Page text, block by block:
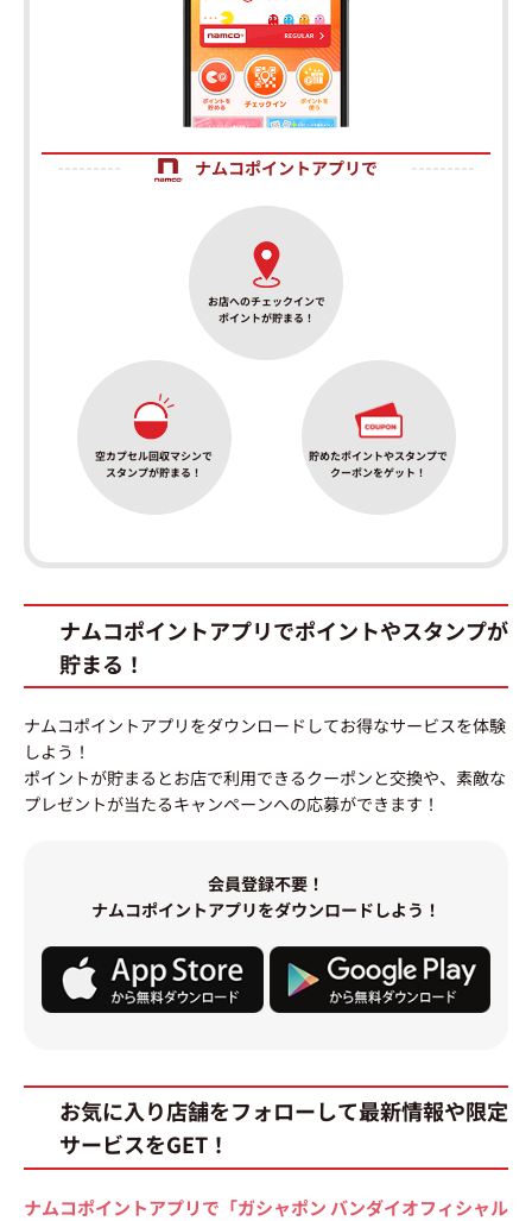
ナムコポイントアプリで
お店へのチェックインで
ポイントが貯まる！
空カプセル回収マシンで
スタンプが貯まる！
貯めたポイントやスタンプで
クーポンをゲット！
ナムコポイントアプリでポイントやスタンプが
貯まる！
ナムコポイントアプリをダウンロードしてお得なサービスを体験
しよう！
ポイントが貯まるとお店で利用できるクーポンと交換や、素敵な
プレゼントが当たるキャンペーンへの応募ができます！
会員登録不要！
ナムコポイントアプリをダウンロードしよう！
お気に入り店舗をフォローして最新情報や限定
サービスをGET！
ナムコポイントアプリで「ガシャポン バンダイオフィシャル